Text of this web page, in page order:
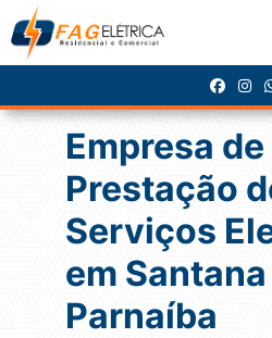
Empresa de
Prestação
Serviços
em
Parnaíba